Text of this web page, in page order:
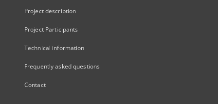
Project description
Project Participants
Technical information
Frequently asked questions
Contact